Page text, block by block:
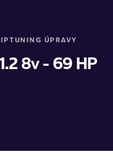
ÚPRAVY
8v - 69 HP